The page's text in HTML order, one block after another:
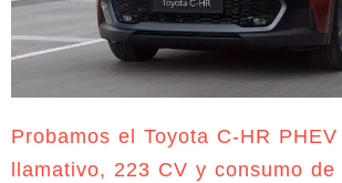
Probamos el Toyota C-HR
llamativo, 223 CV y consumo de